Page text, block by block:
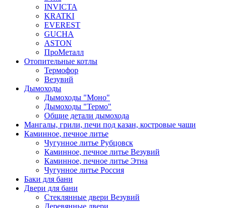
INVICTA
KRATKI
EVEREST
GUCHA
ASTON
ПроМеталл
Отопительные котлы
Термофор
Везувий
Дымоходы
Дымоходы "Моно"
Дымоходы "Термо"
Общие детали дымохода
Мангалы, грили, печи под казан, костровые чаши
Каминное, печное литье
Чугунное литье Рубцовск
Каминное, печное литье Везувий
Каминное, печное литье Этна
Чугунное литье Россия
Баки для бани
Двери для бани
Стеклянные двери Везувий
Деревянные двери